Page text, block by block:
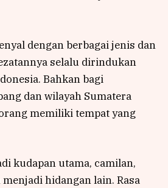
dengan berbagai jenis dan
selalu dirindukan
Bahkan bagi
dan wilayah Sumatera
memiliki tempat yang
kudapan utama, camilan,
hidangan lain. Rasa